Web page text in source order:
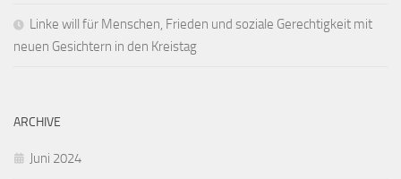
Linke will für Menschen, Frieden und soziale Gerechtigkeit mit
neuen Gesichtern in den Kreistag
ARCHIVE
Juni 2024